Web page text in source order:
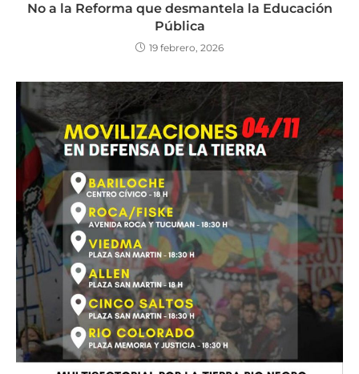
No a la Reforma que desmantela la Educación
Pública
19 febrero, 2026